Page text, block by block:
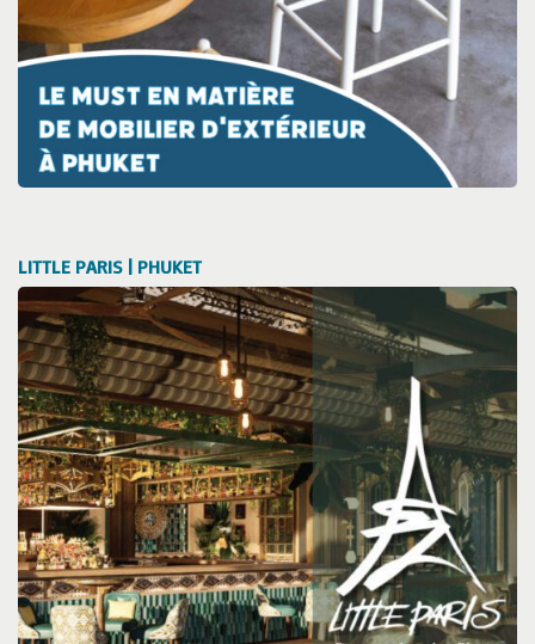
LITTLE PARIS | PHUKET